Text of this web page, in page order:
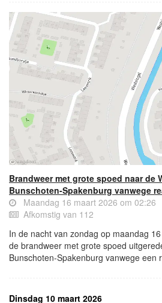
Brandweer met grote spoed naar de
Bunschoten-Spakenburg vanwege
Maandag 16 maart 2026 om 02:26
Afkomstig van 112
In de nacht van zondag op maandag
de brandweer met grote spoed
Bunschoten-Spakenburg vanwege een
Dinsdag 10 maart 2026